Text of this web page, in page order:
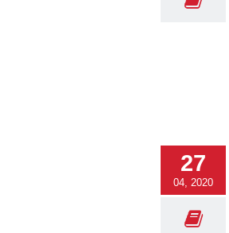
27
04, 2020